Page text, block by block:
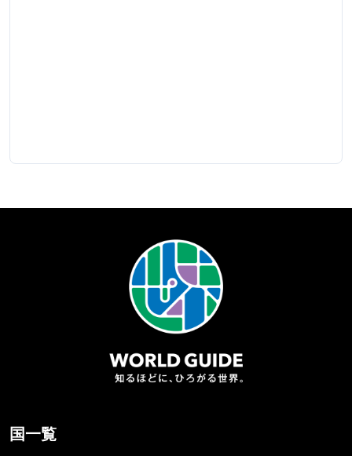
国一覧